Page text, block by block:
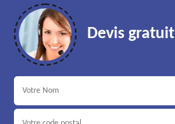
Devis gratuit